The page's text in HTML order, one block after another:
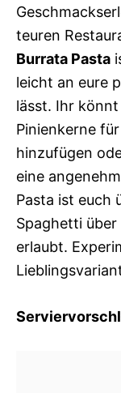
teuren
Burrata Pasta
leicht an eure
lässt. Ihr
Pinienkerne
hinzufügen
eine
Pasta ist euch
Spaghetti
erlaubt.